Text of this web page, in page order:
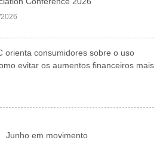
orienta consumidores sobre o uso
evitar os aumentos financeiros mais
Junho em movimento